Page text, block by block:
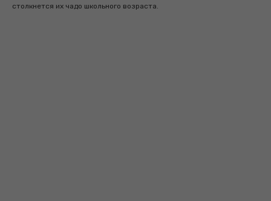
столкнется их чадо школьного возраста.